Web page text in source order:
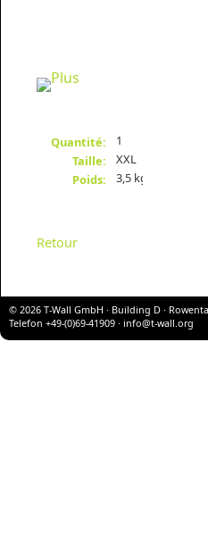
Quantité:
1
Taille:
XXL
Poids:
3,5 kg
Retour
© 2026 T-Wall GmbH · Building D ·
Telefon +49-(0)69-41909 · info@t-wall.org